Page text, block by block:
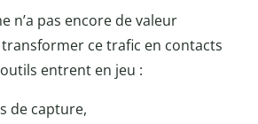
n’a pas encore de valeur
ce trafic en contacts
entrent en jeu :
de capture,